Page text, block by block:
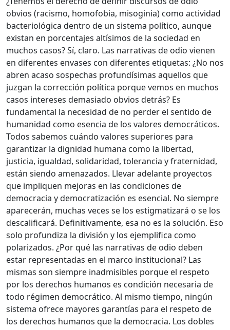
obvios (racismo, homofobia, misoginia) como actividad
bacteriológica dentro de un sistema político, aunque
existan en porcentajes altísimos de la sociedad en
muchos casos? Sí, claro. Las narrativas de odio vienen
en diferentes envases con diferentes etiquetas: ¿No nos
abren acaso sospechas profundísimas aquellos que
juzgan la corrección política porque vemos en muchos
casos intereses demasiado obvios detrás? Es
fundamental la necesidad de no perder el sentido de
humanidad como esencia de los valores democráticos.
Todos sabemos cuándo valores superiores para
garantizar la dignidad humana como la libertad,
justicia, igualdad, solidaridad, tolerancia y fraternidad,
están siendo amenazados. Llevar adelante proyectos
que impliquen mejoras en las condiciones de
democracia y democratización es esencial. No siempre
aparecerán, muchas veces se los estigmatizará o se los
descalificará. Definitivamente, esa no es la solución. Eso
solo profundiza la división y los ejemplifica como
polarizados. ¿Por qué las narrativas de odio deben
estar representadas en el marco institucional? Las
mismas son siempre inadmisibles porque el respeto
por los derechos humanos es condición necesaria de
todo régimen democrático. Al mismo tiempo, ningún
sistema ofrece mayores garantías para el respeto de
los derechos humanos que la democracia. Los dobles